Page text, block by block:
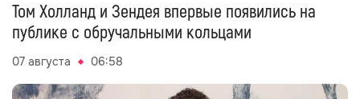
Том Холланд и Зендея впервые появились на
публике с обручальными кольцами
07 августа 06:58